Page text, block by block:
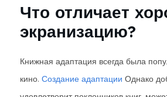
Что отличает
экранизацию?
Книжная адаптация всегда была
кино. Создание адаптации Однако